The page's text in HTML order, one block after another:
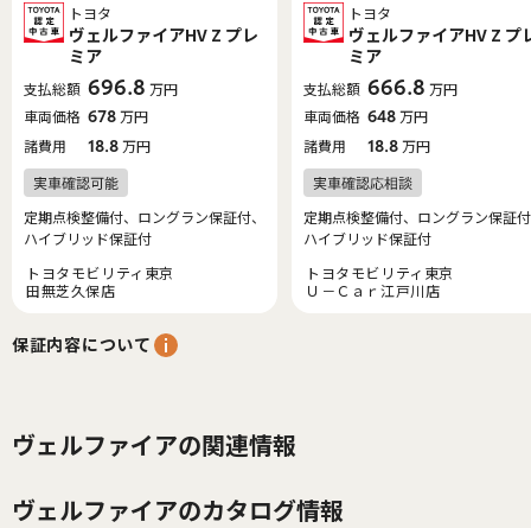
トヨタ
ヴェルファイアHV Z プレ
ミア
支払総額 696.8 万円
車両価格 678万円
諸費用
18.8万円
定期点検整備付、ロングラン保証付、
ハイブリッド保証付
トヨタモビリティ東京
田無芝久保店
トヨタ
ヴェルファイアHV Z プ
ミア
支払総額 666.8 万円
車両価格 648万円
諸費用
18.8万円
定期点検整備付、ロングラン保証
ハイブリッド保証付
トヨタモビリティ東京
Ｕ－Ｃａｒ江戸川店
保証内容について
ヴェルファイアの関連情報
ヴェルファイアのカタログ情報